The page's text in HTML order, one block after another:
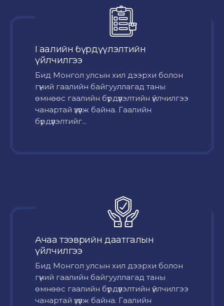
Гаалийн бүрдүүлэлтийн
үйлчилгээ
Бид Монгол улсын хил дээрхи болон
гүний гаалийн байгууллагад таны
өмнөөс гаалийн бүрдүүлэлтийн үйлчилгээ
чанартай үзүүлж байна. Гаалийн
бүрдүүлэлтийг...
Ачаа тээврийн даатгалын
үйлчилгээ
Бид Монгол улсын хил дээрхи болон
гүний гаалийн байгууллагад таны
өмнөөс гаалийн бүрдүүлэлтийн үйлчилгээ
чанартай үзүүлж байна. Гаалийн